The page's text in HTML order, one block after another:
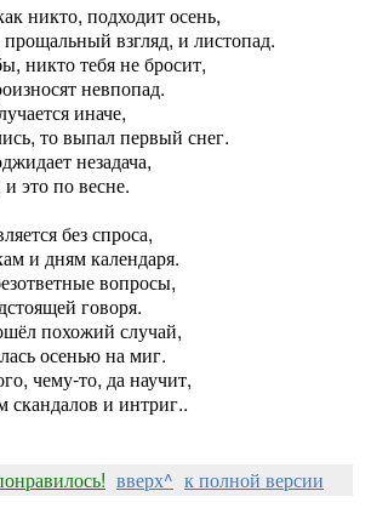
никто, подходит осень,
взгляд, и листопад.
никто тебя не бросит,
невпопад.
иначе,
то выпал первый снег.
незадача,
это по весне.
без спроса,
и дням календаря.
вопросы,
говоря.
похожий случай,
осенью на миг.
чему-то, да научит,
скандалов и интриг..
вверх^ к полной версии